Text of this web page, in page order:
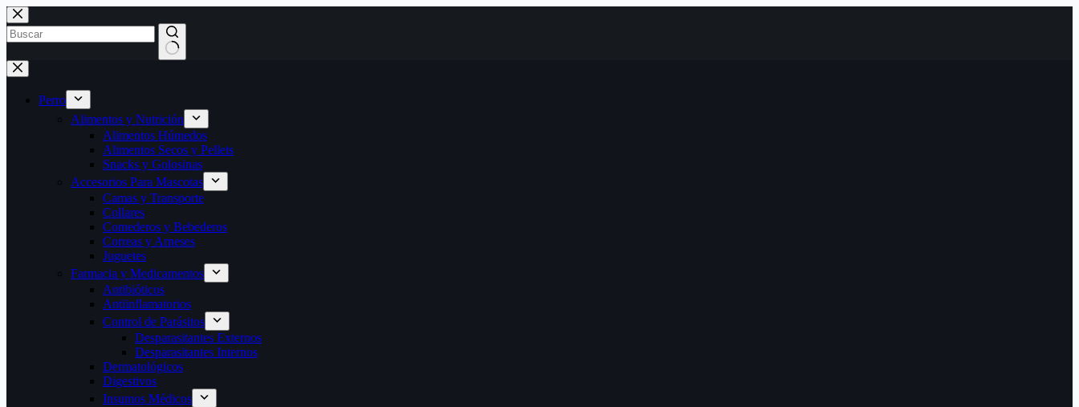
Perro
Alimentos y Nutrición
Alimentos Húmedos
Alimentos Secos y Pellets
Snacks y Golosinas
Accesorios Para Mascotas
Camas y Transporte
Collares
Comederos y Bebederos
Correas y Arneses
Juguetes
Farmacia y Medicamentos
Antibióticos
Antiinflamatorios
Control de Parásitos
Desparasitantes Externos
Desparasitantes Internos
Dermatológicos
Digestivos
Insumos Médicos